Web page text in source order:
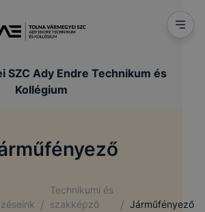
SZC Ady Endre Technikum és
Kollégium
/
Technikumi és
szakképző
/ Járműfényező